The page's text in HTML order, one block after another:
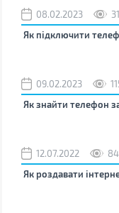
08.02.2023
Як підключити
09.02.2023
Як знайти телефон
12.07.2022
Як роздавати